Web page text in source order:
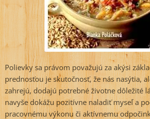
Polievky sa právom považujú za akýsi
prednosťou je skutočnosť, že nás nasýtia,
zahrejú, dodajú potrebné životne dôležité
navyše dokážu pozitívne naladiť myseľ a
pracovnému výkonu či aktívnemu